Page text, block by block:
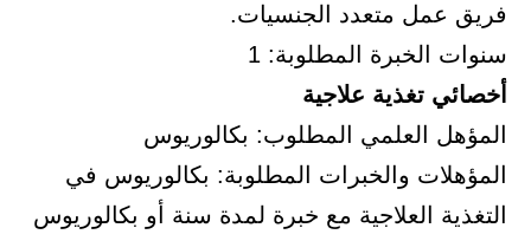
فريق عمل متعدد الجنسيات.
سنوات الخبرة المطلوبة: 1
أخصائي تغذية علاجية
المؤهل العلمي المطلوب: بكالوريوس
المؤهلات والخبرات المطلوبة: بكالوريوس في
التغذية العلاجية مع خبرة لمدة سنة أو بكالوريوس